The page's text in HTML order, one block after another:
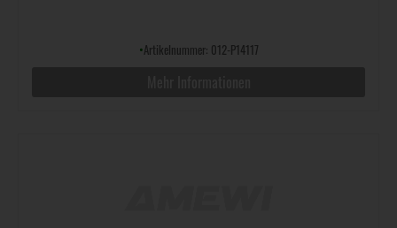
•Artikelnummer: 012-P14117